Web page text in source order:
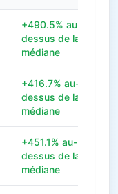
+490.5% au-
dessus de la
médiane
+416.7% au-
dessus de la
médiane
+451.1% au-
dessus de la
médiane